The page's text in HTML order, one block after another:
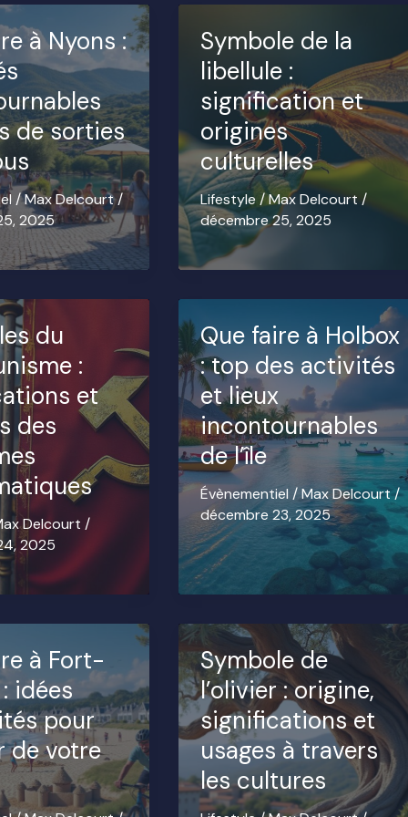
à Nyons :
de sorties
/Max Delcourt/
2025
Symbole de la
libellule :
signification et
origines
culturelles
Lifestyle/Max Delcourt/
décembre 25, 2025
du
:
et
des
Delcourt/
2025
Que faire à Holbox
: top des activités
et lieux
incontournables
de l’île
Évènementiel /Max Delcourt/
décembre 23, 2025
à Fort-
idées
pour
de votre
Symbole de
l’olivier : origine,
significations et
usages à travers
les cultures